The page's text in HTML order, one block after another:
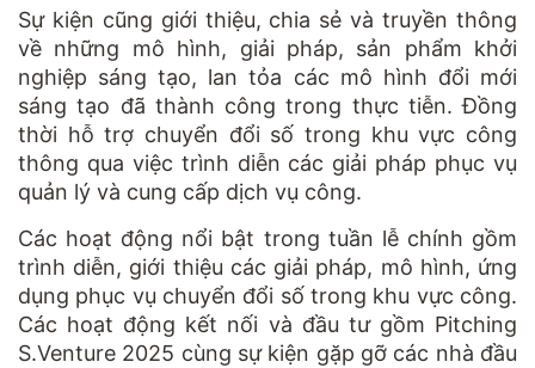
Sự kiện cũng giới thiệu, chia sẻ và truyền thông
về những mô hình, giải pháp, sản phẩm khởi
nghiệp sáng tạo, lan tỏa các mô hình đổi mới
sáng tạo đã thành công trong thực tiễn. Đồng
thời hỗ trợ chuyển đổi số trong khu vực công
thông qua việc trình diễn các giải pháp phục vụ
quản lý và cung cấp dịch vụ công.
Các hoạt động nổi bật trong tuần lễ chính gồm
trình diễn, giới thiệu các giải pháp, mô hình, ứng
dụng phục vụ chuyển đổi số trong khu vực công.
Các hoạt động kết nối và đầu tư gồm Pitching
S.Venture 2025 cùng sự kiện gặp gỡ các nhà đầu